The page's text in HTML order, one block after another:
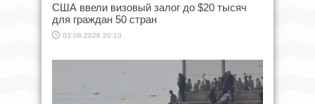
США ввели визовый залог до $20 тысяч
для граждан 50 стран
03.08.2026 20:10